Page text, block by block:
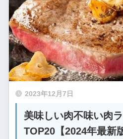
2023年12月7日
美味しい肉不味い肉
TOP20【2024年最新